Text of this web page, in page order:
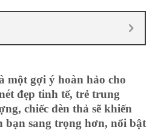
một gợi ý hoàn hảo cho
đẹp tinh tế, trẻ trung
chiếc đèn thả sẽ khiến
bạn sang trọng hơn, nổi bật